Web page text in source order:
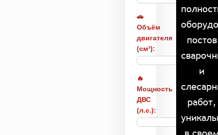
🚗
Объём
двигателя
(см³):
🔥
Мощность
ДВС
(л.с.):
постов
и
работ,